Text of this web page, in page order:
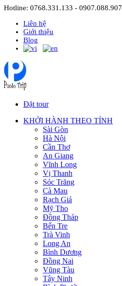
Hotline: 0768.331.133 - 0907.088.907
Liên hệ
Giới thiệu
Blog
Đặt tour
KHỞI HÀNH THEO TỈNH
Sài Gòn
Hà Nội
Cần Thơ
An Giang
Vĩnh Long
Vị Thanh
Sóc Trăng
Cà Mau
Rạch Giá
Mỹ Tho
Đồng Tháp
Bến Tre
Trà Vinh
Long An
Bình Dương
Đồng Nai
Vũng Tàu
Tây Ninh